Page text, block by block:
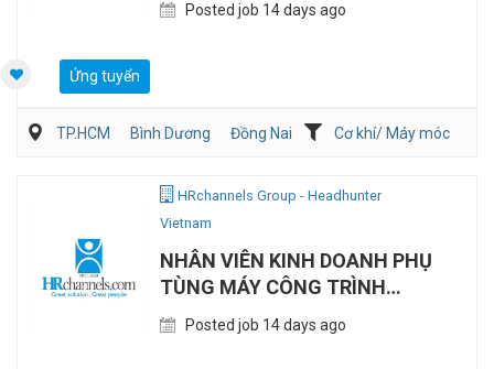
Posted job 14 days ago
Ứng tuyển
TP.HCM Bình Dương Đồng Nai
Cơ khí/ Máy móc
HRchannels Group - Headhunter
Vietnam
NHÂN VIÊN KINH DOANH PHỤ
TÙNG MÁY CÔNG TRÌNH
(TIẾNG TRUNG)
Posted job 14 days ago